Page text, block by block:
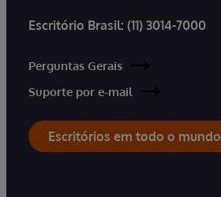
Escritório Brasil: (11) 3014-7000
Perguntas Gerais
Suporte por e-mail
Escritórios em todo o mundo